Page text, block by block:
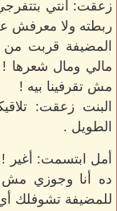
زعقت: أنتي
ربطته ولا معرفش
المضيفة قربت من
مالي ومال
مش تقرفينا بيه !
البنت زعقت:
الطويل .
أمل ابتسمت: أغير
ده أنا وجوزي
للمضيفة تشوفلك